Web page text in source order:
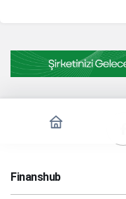
Finanshub